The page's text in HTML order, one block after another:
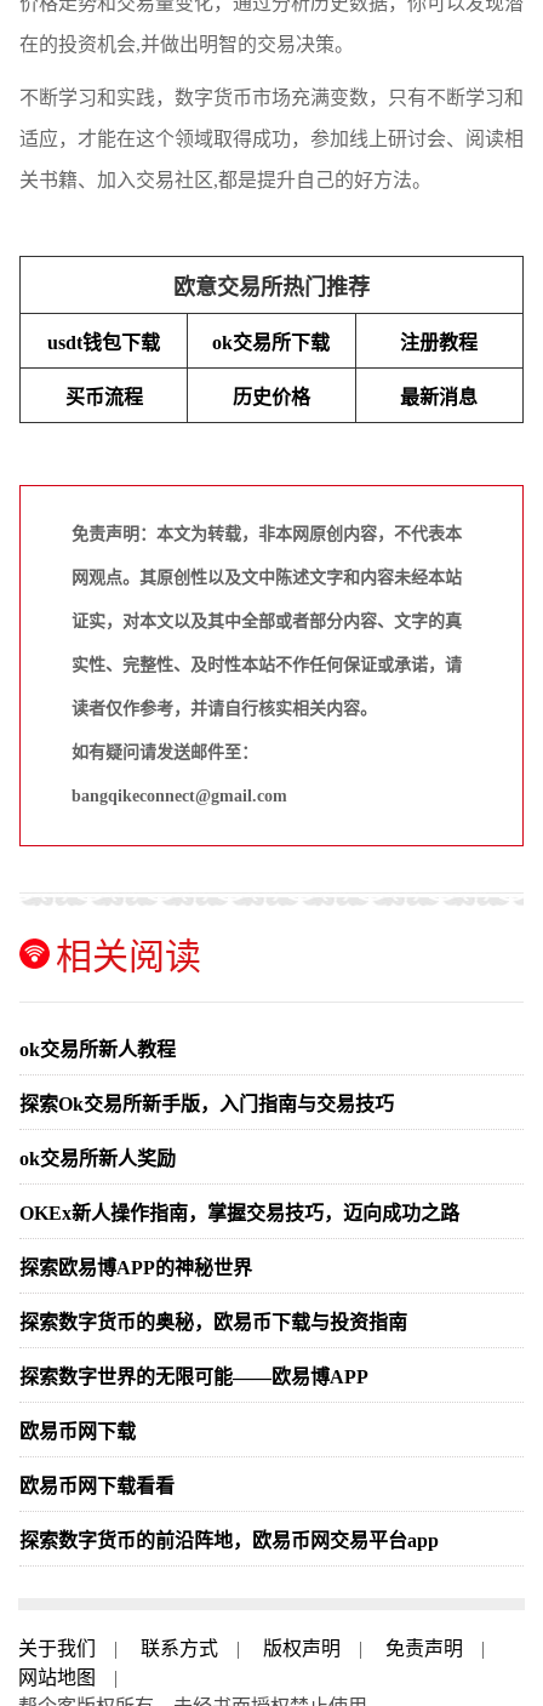
在的投资机会,并做出明智的交易决策。
不断学习和实践，数字货币市场充满变数，只有不断学习和
适应，才能在这个领域取得成功，参加线上研讨会、阅读相
关书籍、加入交易社区,都是提升自己的好方法。
欧意交易所热门推荐
usdt钱包下载 ok交易所下载 注册教程
买币流程 历史价格 最新消息
免责声明：本文为转载，非本网原创内容，不代表本
网观点。其原创性以及文中陈述文字和内容未经本站
证实，对本文以及其中全部或者部分内容、文字的真
实性、完整性、及时性本站不作任何保证或承诺，请
读者仅作参考，并请自行核实相关内容。
如有疑问请发送邮件至：
bangqikeconnect@gmail.com
相关阅读
ok交易所新人教程
探索Ok交易所新手版，入门指南与交易技巧
ok交易所新人奖励
OKEx新人操作指南，掌握交易技巧，迈向成功之路
探索欧易博APP的神秘世界
探索数字货币的奥秘，欧易币下载与投资指南
探索数字世界的无限可能——欧易博APP
欧易币网下载
欧易币网下载看看
探索数字货币的前沿阵地，欧易币网交易平台app
关于我们 | 联系方式 | 版权声明 | 免责声明
|
网站地图
|